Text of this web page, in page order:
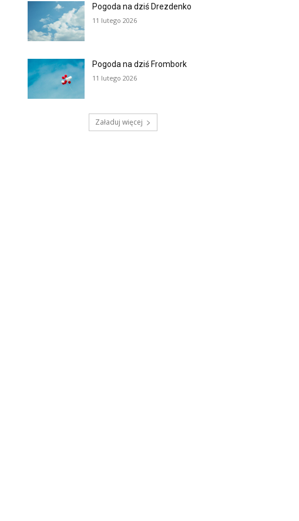
Pogoda na dziś Drezdenko
11 lutego 2026
Pogoda na dziś Frombork
11 lutego 2026
Załaduj więcej